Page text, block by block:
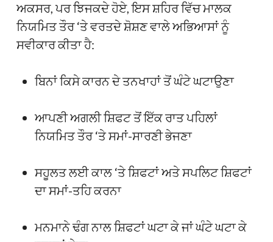
ਅਕਸਰ, ਪਰ ਝਿਜਕਦੇ ਹੋਏ, ਇਸ ਸ਼ਹਿਰ ਵਿੱਚ ਮਾਲਕ
ਨਿਯਮਿਤ ਤੌਰ ‘ਤੇ ਵਰਤਦੇ ਸ਼ੋਸ਼ਣ ਵਾਲੇ ਅਭਿਆਸਾਂ ਨੂੰ
ਸਵੀਕਾਰ ਕੀਤਾ ਹੈ:
ਬਿਨਾਂ ਕਿਸੇ ਕਾਰਨ ਦੇ ਤਨਖਾਹਾਂ ਤੋਂ ਘੰਟੇ ਘਟਾਉਣਾ
ਆਪਣੀ ਅਗਲੀ ਸ਼ਿਫਟ ਤੋਂ ਇੱਕ ਰਾਤ ਪਹਿਲਾਂ
ਨਿਯਮਿਤ ਤੌਰ ‘ਤੇ ਸਮਾਂ-ਸਾਰਣੀ ਭੇਜਣਾ
ਸਹੂਲਤ ਲਈ ਕਾਲ ‘ਤੇ ਸ਼ਿਫਟਾਂ ਅਤੇ ਸਪਲਿਟ ਸ਼ਿਫਟਾਂ
ਦਾ ਸਮਾਂ-ਤਹਿ ਕਰਨਾ
ਮਨਮਾਨੇ ਢੰਗ ਨਾਲ ਸ਼ਿਫਟਾਂ ਘਟਾ ਕੇ ਜਾਂ ਘੰਟੇ ਘਟਾ ਕੇ